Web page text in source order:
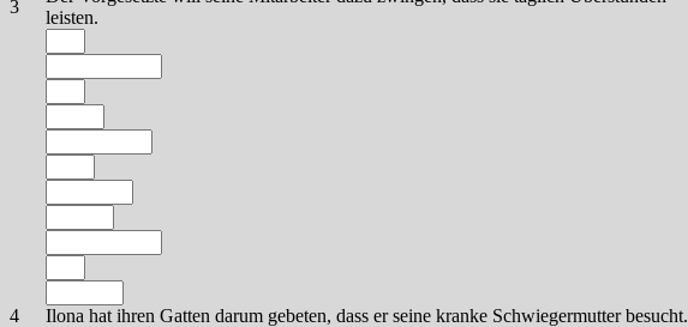
3
leisten.
4 Ilona hat ihren Gatten darum gebeten, dass er seine kranke Schwiegermutter besucht.